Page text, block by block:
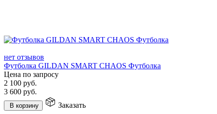
нет отзывов
Футболка GILDAN SMART CHAOS Футболка
Цена по запросу
2 100 руб.
3 600 руб.
В корзину Заказать